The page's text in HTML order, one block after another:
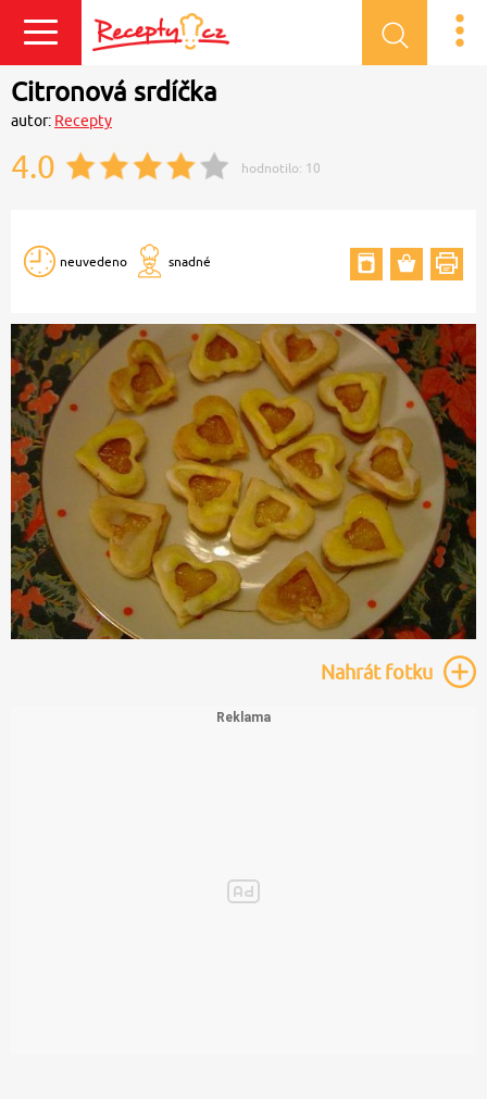
Přihlásit se
Citronová srdíčka
autor: Recepty
4.0 hodnotilo: 10
neuvedeno snadné
Nahrátfotku